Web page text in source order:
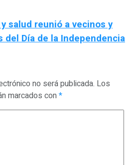
salud reunió a vecinos y
del Día de la Independencia
no será publicada. Los
marcados con*